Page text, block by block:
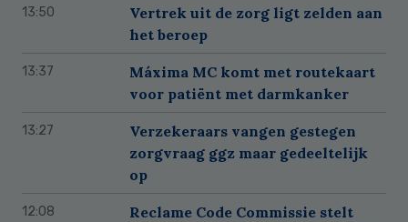
13:50
Vertrek uit de zorg ligt zelden aan
het beroep
13:37
Máxima MC komt met routekaart
voor patiënt met darmkanker
13:27
Verzekeraars vangen gestegen
zorgvraag ggz maar gedeeltelijk
op
12:08
Reclame Code Commissie stelt